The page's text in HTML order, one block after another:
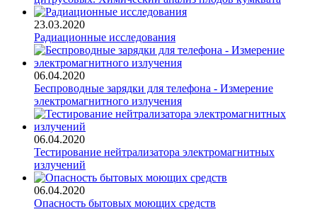
23.03.2020
Радиационные исследования
06.04.2020
Беспроводные зарядки для телефона - Измерение
электромагнитного излучения
06.04.2020
Тестирование нейтрализатора электромагнитных
излучений
06.04.2020
Опасность бытовых моющих средств